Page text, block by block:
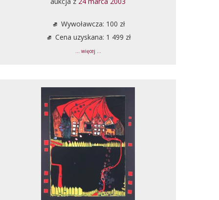
Wywoławcza: 100 zł
Cena uzyskana: 1 499 zł
... więcej ...